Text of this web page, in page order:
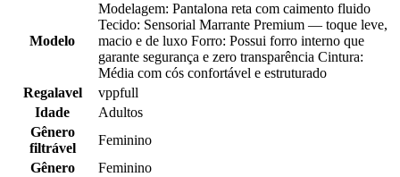
Modelo
Modelagem: Pantalona reta com caimento fluido
Tecido: Sensorial Marrante Premium — toque leve,
macio e de luxo Forro: Possui forro interno que
garante segurança e zero transparência Cintura:
Média com cós confortável e estruturado
Regalavel
vppfull
Idade
Adultos
Gênero
filtrável
Feminino
Gênero
Feminino